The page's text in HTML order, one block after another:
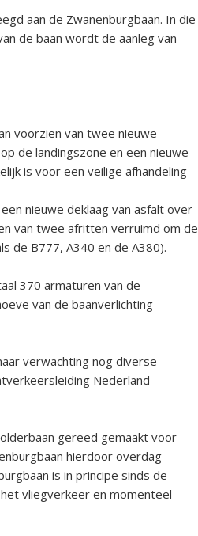
aan de Zwanenburgbaan. In die
de baan wordt de aanleg van
voorzien van twee nieuwe
de landingszone en een nieuwe
is voor een veilige afhandeling
nieuwe deklaag van asfalt over
van twee afritten verruimd om de
de B777, A340 en de A380).
370 armaturen van de
van de baanverlichting
verwachting nog diverse
Nederland
gereed gemaakt voor
hierdoor overdag
is in principe sinds de
vliegverkeer en momenteel